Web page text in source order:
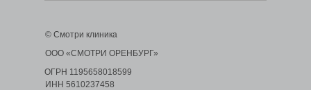
ООО «СМОТРИ ОРЕНБУРГ»
© Смотри клиника
ОГРН 1195658018599
ИНН 5610237458